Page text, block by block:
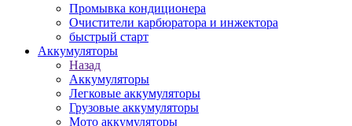
Промывка кондиционера
Очистители карбюратора и инжектора
быстрый старт
Аккумуляторы
Назад
Аккумуляторы
Легковые аккумуляторы
Грузовые аккумуляторы
Мото аккумуляторы